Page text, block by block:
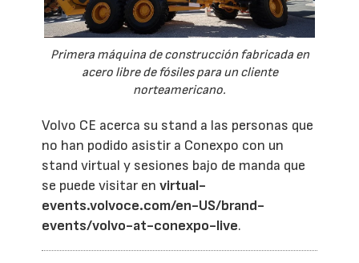
Primera máquina de construcción fabricada en
acero libre de fósiles para un cliente
norteamericano.
Volvo CE acerca su stand a las personas que
no han podido asistir a Conexpo con un
stand virtual y sesiones bajo de manda que
se puede visitar envirtual-
events.volvoce.com/en-US/brand-
events/volvo-at-conexpo-live.